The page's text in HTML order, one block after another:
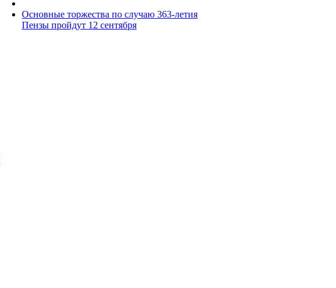
Основные торжества по случаю 363-летия
Пензы пройдут 12 сентября